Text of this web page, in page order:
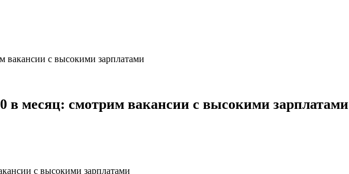
вакансии с высокими зарплатами
в месяц: смотрим вакансии с высокими зарплатами